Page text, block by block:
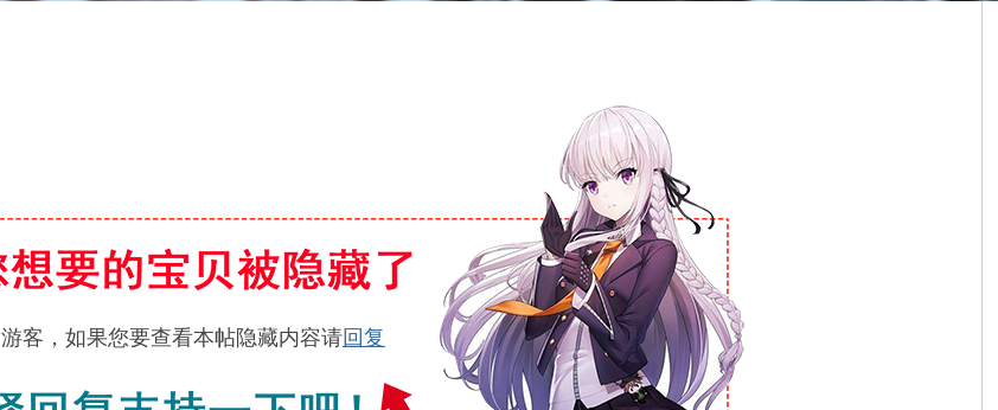
游客，如果您要查看本帖隐藏内容请回复